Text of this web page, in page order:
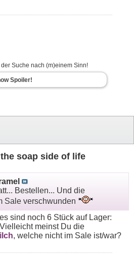
Suche nach (m)einem Sinn!
Spoiler!
soap side of life
Bestellen... Und die
Sale verschwunden
sind noch 6 Stück auf Lager:
meinst Du die
, welche nicht im Sale ist/war?